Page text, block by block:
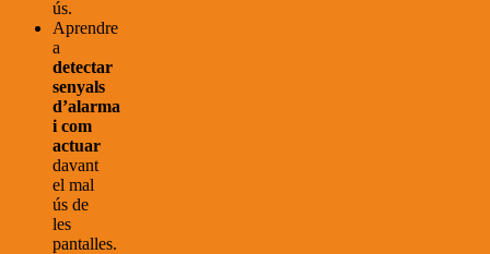
ús.
Aprendre
a
detectar
senyals
d’alarma
i com
actuar
davant
el mal
ús de
les
pantalles.